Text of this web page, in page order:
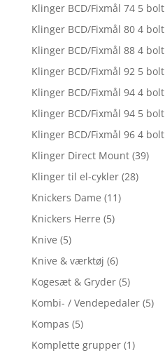
Klinger BCD/Fixmål 74 5 bolt
Klinger BCD/Fixmål 80 4 bolt
Klinger BCD/Fixmål 88 4 bolt
Klinger BCD/Fixmål 92 5 bolt
Klinger BCD/Fixmål 94 4 bolt
Klinger BCD/Fixmål 94 5 bolt
Klinger BCD/Fixmål 96 4 bolt
Klinger Direct Mount (39)
Klinger til el-cykler (28)
Knickers Dame (11)
Knickers Herre (5)
Knive (5)
Knive & værktøj (6)
Kogesæt & Gryder (5)
Kombi- / Vendepedaler (5)
Kompas (5)
Komplette grupper (1)